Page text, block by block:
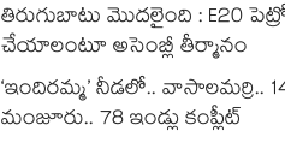
తిరుగుబాటు మొదలైంది : E20
చేయాలంటూ అసెంబ్లీ తీర్మానం
‘ఇందిరమ్మ’ నీడలో.. వాసాలమర్రి..
మంజూరు.. 78 ఇండ్లు కంప్లీట్